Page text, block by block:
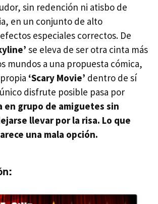
sin redención ni atisbo de
en un conjunto de alto
especiales correctos. De
se eleva de ser otra cinta más
mundos a una propuesta cómica,
‘Scary Movie’ dentro de sí
disfrute posible pasa por
en grupo de amiguetes sin
llevar por la risa. Lo que
una mala opción.